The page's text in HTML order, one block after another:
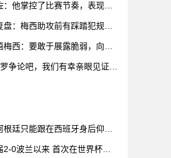
：他掌控了比赛节奏，表现太
盘：梅西助攻前有踩踏犯规，
梅西：要敢于展露脆弱，向妻
争论吧，我们有幸亲眼见证两
根廷只能跟在西班牙身后仰
2-0波兰以来 首次在世界杯比